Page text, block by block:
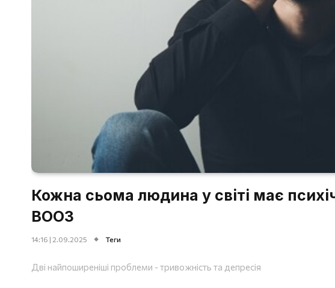
Кожна сьома людина у світі має
ВООЗ
14:16 | 2.09.2025 Теги
Дві найпоширеніші проблеми - тривожність та депресія